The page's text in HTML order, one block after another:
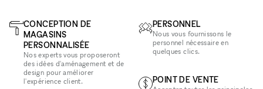
CONCEPTION DE
MAGASINS
PERSONNALISÉE
Nos experts vous proposeront
des idées d'aménagement et de
design pour améliorer
l'expérience client.
PERSONNEL
Nous vous fournissons le
personnel nécessaire en
quelques clics.
POINT DE VENTE